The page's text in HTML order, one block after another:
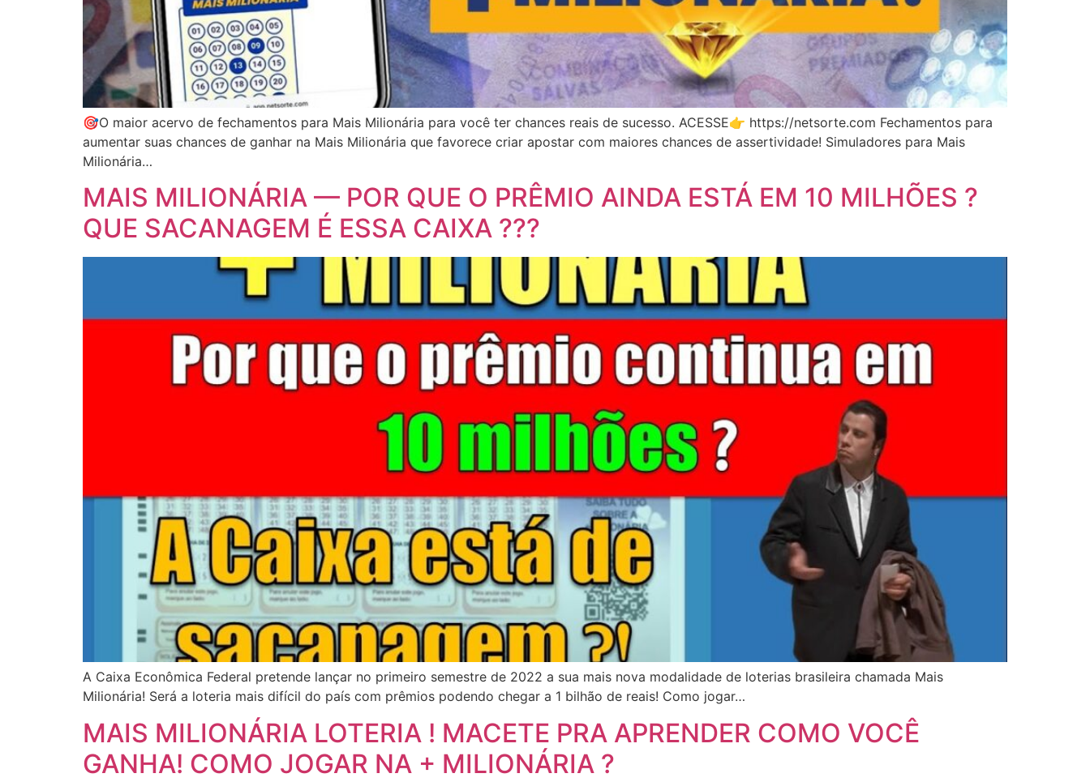
🎯O maior acervo de fechamentos para Mais Milionária para você ter chances reais de sucesso. ACESSE👉 https://netsorte.com Fechamentos para
aumentar suas chances de ganhar na Mais Milionária que favorece criar apostar com maiores chances de assertividade! Simuladores para Mais
Milionária…
MAIS MILIONÁRIA — POR QUE O PRÊMIO AINDA ESTÁ EM 10 MILHÕES ?
QUE SACANAGEM É ESSA CAIXA ???
A Caixa Econômica Federal pretende lançar no primeiro semestre de 2022 a sua mais nova modalidade de loterias brasileira chamada Mais
Milionária! Será a loteria mais difícil do país com prêmios podendo chegar a 1 bilhão de reais! Como jogar…
MAIS MILIONÁRIA LOTERIA ! MACETE PRA APRENDER COMO VOCÊ
GANHA! COMO JOGAR NA + MILIONÁRIA ?